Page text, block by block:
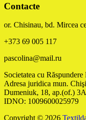
Contacte
or. Chisinau, bd. Mircea
+373 69 005 117
pascolina@mail.ru
Societatea cu
Adresa juridica mun.
Dumeniuk, 18, ap.(of.) 3A
IDNO: 1009600025979
Copyright © 2026